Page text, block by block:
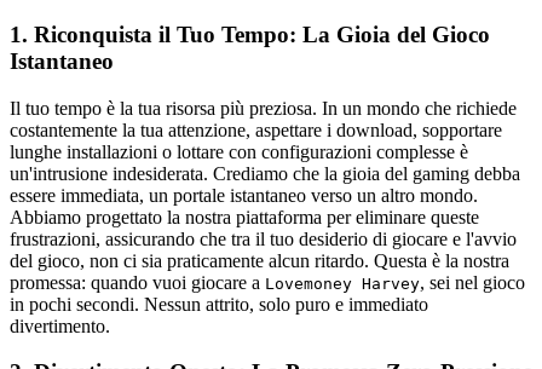
1. Riconquista il Tuo Tempo: La Gioia del Gioco
Istantaneo
Il tuo tempo è la tua risorsa più preziosa. In un mondo che richiede
costantemente la tua attenzione, aspettare i download, sopportare
lunghe installazioni o lottare con configurazioni complesse è
un'intrusione indesiderata. Crediamo che la gioia del gaming debba
essere immediata, un portale istantaneo verso un altro mondo.
Abbiamo progettato la nostra piattaforma per eliminare queste
frustrazioni, assicurando che tra il tuo desiderio di giocare e l'avvio
del gioco, non ci sia praticamente alcun ritardo. Questa è la nostra
promessa: quando vuoi giocare a Lovemoney Harvey, sei nel gioco
in pochi secondi. Nessun attrito, solo puro e immediato
divertimento.